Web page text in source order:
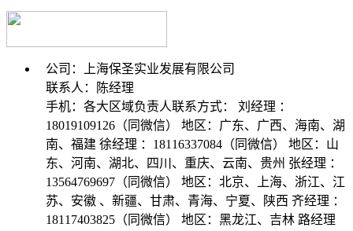
公司：上海保圣实业发展有限公司
联系人：陈经理
手机：各大区域负责人联系方式： 刘经理 ：
18019109126（同微信） 地区：广东、广西、海南、湖
南、福建 徐经理 ：18116337084（同微信） 地区：山
东、河南、湖北、四川、重庆、云南、贵州 张经理 ：
13564769697（同微信） 地区：北京、上海、浙江、江
苏、安徽 、新疆、甘肃、青海、宁夏、陕西 齐经理 ：
18117403825（同微信） 地区：黑龙江、吉林 路经理